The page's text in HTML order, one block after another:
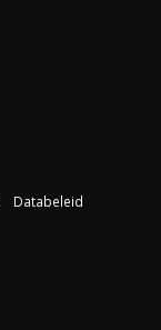
Databeleid